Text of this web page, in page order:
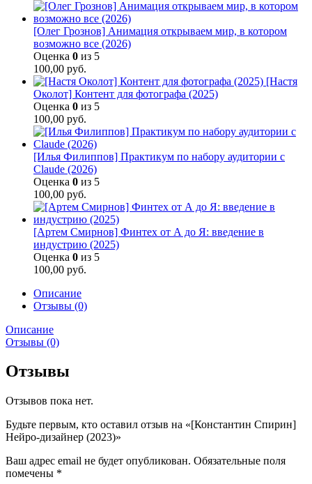
[Олег Грознов] Анимация открываем мир, в котором
возможно все (2026)
Оценка 0 из 5
100,00 руб.
[Настя
Околот] Контент для фотографа (2025)
Оценка 0 из 5
100,00 руб.
[Илья Филиппов] Практикум по набору аудитории с
Claude (2026)
Оценка 0 из 5
100,00 руб.
[Артем Смирнов] Финтех от А до Я: введение в
индустрию (2025)
Оценка 0 из 5
100,00 руб.
Описание
Отзывы (0)
Описание
Отзывы (0)
Отзывы
Отзывов пока нет.
Будьте первым, кто оставил отзыв на «[Константин Спирин]
Нейро-дизайнер (2023)»
Ваш адрес email не будет опубликован. Обязательные поля
помечены *